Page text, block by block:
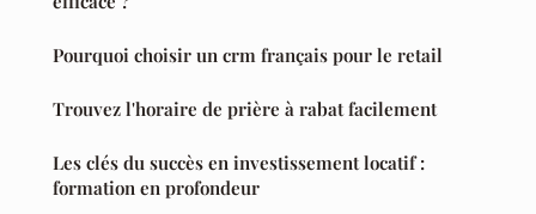
Pourquoi choisir un crm français pour le retail
Trouvez l'horaire de prière à rabat facilement
Les clés du succès en investissement locatif :
formation en profondeur